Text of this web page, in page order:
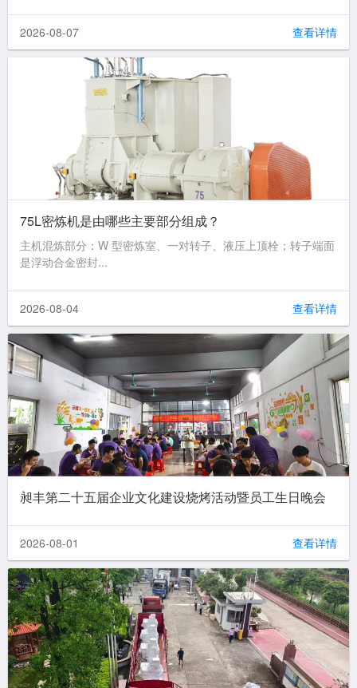
2026-08-07 查看详情
75L密炼机是由哪些主要部分组成？
主机混炼部分：W 型密炼室、一对转子、液压上顶栓；转子端面
是浮动合金密封...
2026-08-04 查看详情
昶丰第二十五届企业文化建设烧烤活动暨员工生日晚会
2026-08-01 查看详情